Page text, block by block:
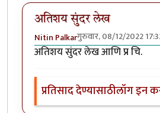
अतिशय सुंदर लेख
Nitin Palkarगुरुवार, 08/12/2022
अतिशय सुंदर लेख आणि प्र चि.
प्रतिसाद देण्यासाठीलॉग इन